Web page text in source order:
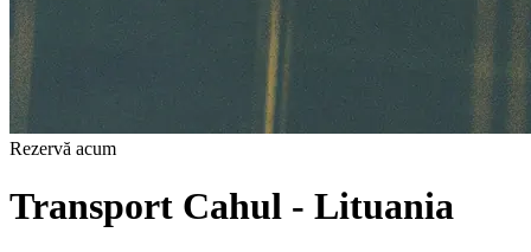
Rezervă acum
Transport Cahul - Lituania